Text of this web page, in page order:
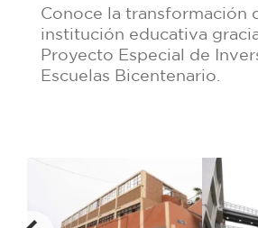
Conoce la transformación
institución educativa
Proyecto Especial de
Escuelas Bicentenario.